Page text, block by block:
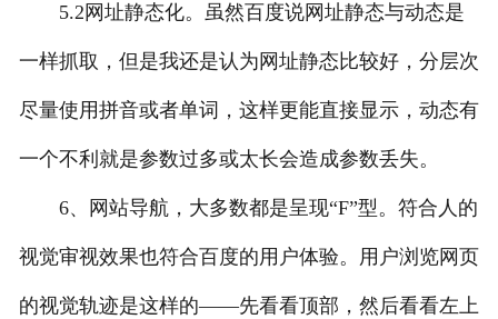
5.2网址静态化。虽然百度说网址静态与动态是
一样抓取，但是我还是认为网址静态比较好，分层次
尽量使用拼音或者单词，这样更能直接显示，动态有
一个不利就是参数过多或太长会造成参数丢失。
6、网站导航，大多数都是呈现“F”型。符合人的
视觉审视效果也符合百度的用户体验。用户浏览网页
的视觉轨迹是这样的——先看看顶部，然后看看左上